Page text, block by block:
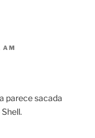
AM
parece sacada